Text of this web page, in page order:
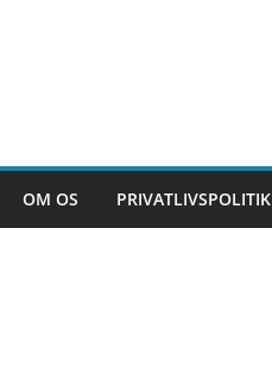
OM OS PRIVATLIVSPOLITIK